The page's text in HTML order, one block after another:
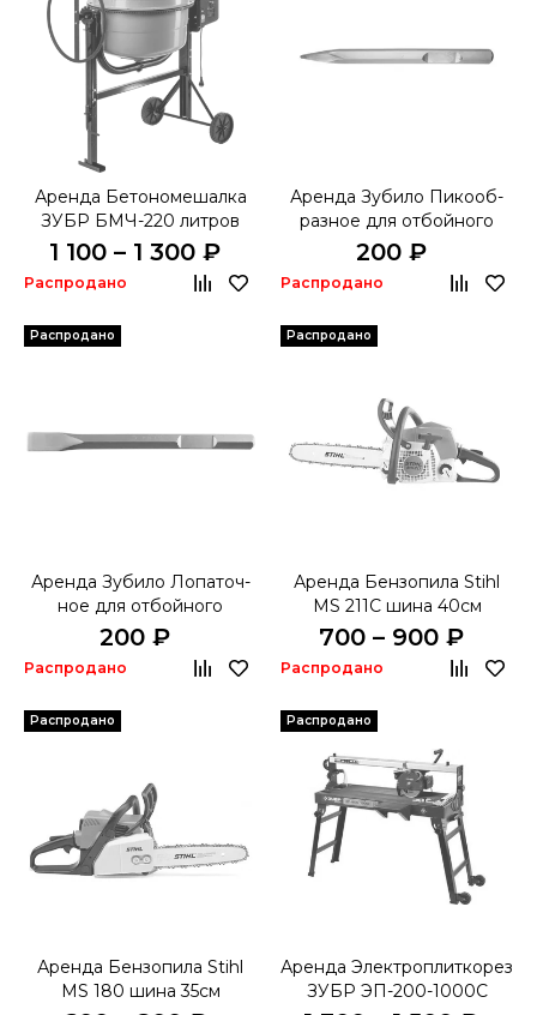
Аренда Бетономешалка
ЗУБР БМЧ-220 литров
1 100 – 1 300 ₽
Распродано
Аренда Зубило Пи­ко­об­
раз­ное для отбойного
молотка
200 ₽
Распродано
Распродано
Аренда Зубило Ло­па­точ­
ное для отбойного
молотка
200 ₽
Распродано
Распродано
Аренда Бензопила Stihl
MS 211C шина 40см
700 – 900 ₽
Распродано
Распродано
Аренда Бензопила Stihl
MS 180 шина 35см
Распродано
Аренда Электроплиткорез
ЗУБР ЭП-200-1000С